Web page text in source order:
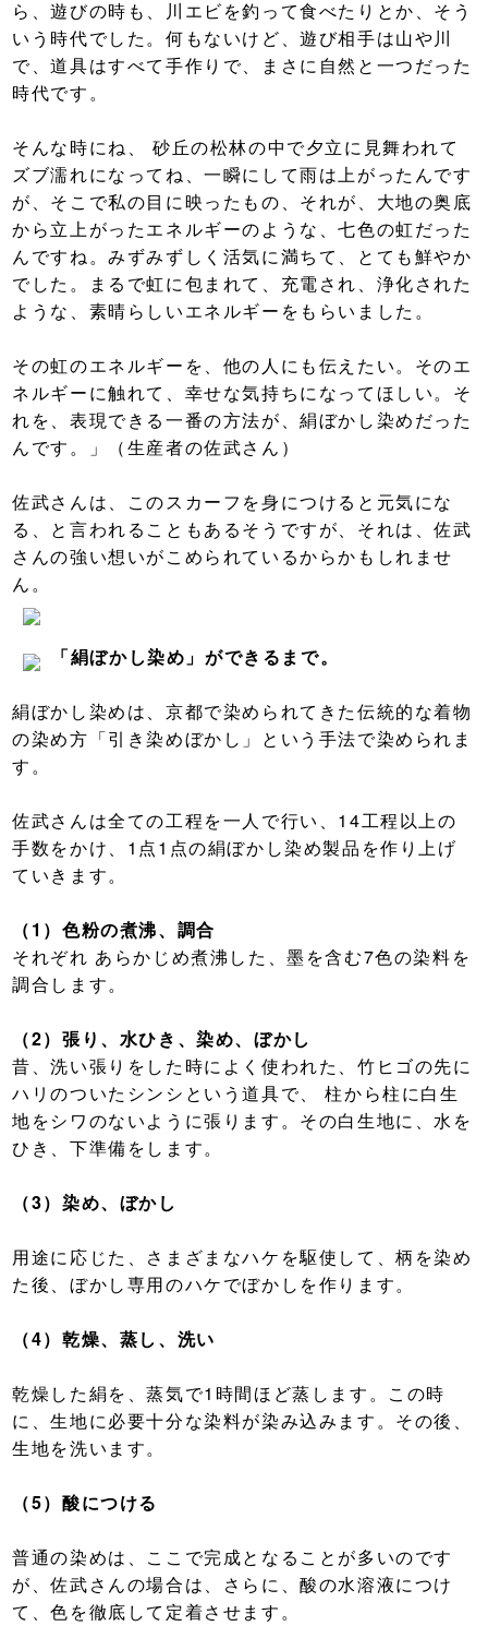
ら、遊びの時も、川エビを釣って食べたりとか、そう
いう時代でした。何もないけど、遊び相手は山や川
で、道具はすべて手作りで、まさに自然と一つだった
時代です。
そんな時にね、 砂丘の松林の中で夕立に見舞われて
ズブ濡れになってね、一瞬にして雨は上がったんです
が、そこで私の目に映ったもの、それが、大地の奥底
から立上がったエネルギーのような、七色の虹だった
んですね。みずみずしく活気に満ちて、とても鮮やか
でした。まるで虹に包まれて、充電され、浄化された
ような、素晴らしいエネルギーをもらいました。
その虹のエネルギーを、他の人にも伝えたい。そのエ
ネルギーに触れて、幸せな気持ちになってほしい。そ
れを、表現できる一番の方法が、絹ぼかし染めだった
んです。」（生産者の佐武さん）
佐武さんは、このスカーフを身につけると元気にな
る、と言われることもあるそうですが、それは、佐武
さんの強い想いがこめられているからかもしれませ
ん。
「絹ぼかし染め」ができるまで。
絹ぼかし染めは、京都で染められてきた伝統的な着物
の染め方「引き染めぼかし」という手法で染められま
す。
佐武さんは全ての工程を一人で行い、14工程以上の
手数をかけ、1点1点の絹ぼかし染め製品を作り上げ
ていきます。
（1）色粉の煮沸、調合
それぞれ あらかじめ煮沸した、墨を含む7色の染料を
調合します。
（2）張り、水ひき、染め、ぼかし
昔、洗い張りをした時によく使われた、竹ヒゴの先に
ハリのついたシンシという道具で、 柱から柱に白生
地をシワのないように張ります。その白生地に、水を
ひき、下準備をします。
（3）染め、ぼかし
用途に応じた、さまざまなハケを駆使して、柄を染め
た後、ぼかし専用のハケでぼかしを作ります。
（4）乾燥、蒸し、洗い
乾燥した絹を、蒸気で1時間ほど蒸します。この時
に、生地に必要十分な染料が染み込みます。その後、
生地を洗います。
（5）酸につける
普通の染めは、ここで完成となることが多いのです
が、佐武さんの場合は、さらに、酸の水溶液につけ
て、色を徹底して定着させます。